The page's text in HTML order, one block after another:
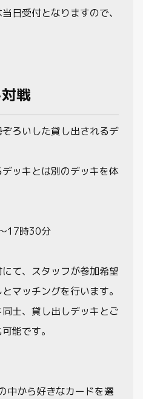
日受付となりますので、
戦
ろいした貸し出されるデ
ッキとは別のデッキを体
17時30分
て、スタッフが参加希望
マッチングを行います。
士、貸し出しデッキとご
能です。
中から好きなカードを選